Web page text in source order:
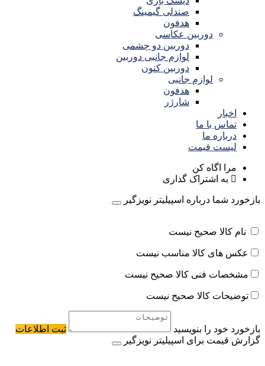
صندلی گیمینگ
هدفون
دوربین عکاسی
دوربین دو چشمی
لوازم جانبی دوربین
دوربین کنون
لوازم جانبی
هدفون
شارژر
اخبار
تماس با ما
درباره ما
لیست قیمت
مرا اگاه کن
به اشتراک گذاری
بازخورد شما درباره اسپیلیتر نویزگیر
نام کالا صحیح نیست
عکس های کالا مناسب نیست
مشخصات فنی کالا صحیح نیست
توضیحات کالا صحیح نیست
بازخورد خود را بنویسید
ثبت اطلاعات
گزارش قیمت برای اسپیلیتر نویزگیر